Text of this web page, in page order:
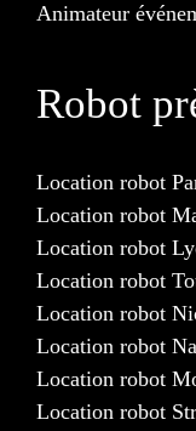
Animateur
Robot
Location robot
Location robot
Location robot
Location robot
Location robot
Location robot
Location robot
Location robot